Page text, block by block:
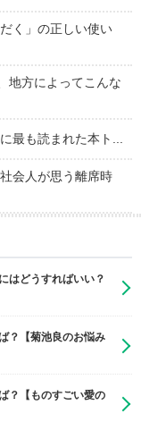
く」の正しい使い
地方によってこんな
最も読まれた本ト...
会人が思う離席時
はどうすればいい？
？【菊池良のお悩み
？【ものすごい愛の